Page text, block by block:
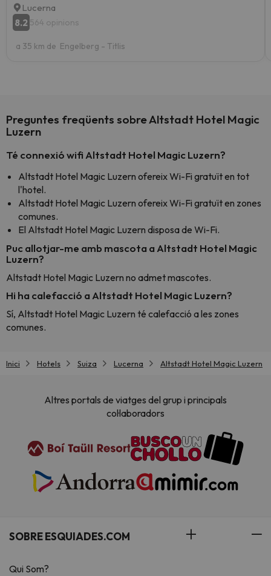
Lucerna
8.2 564 opinions
a 35 km de Engelberg - Titlis
Preguntes freqüents sobre Altstadt Hotel Magic
Luzern
Té connexió wifi Altstadt Hotel Magic Luzern?
Altstadt Hotel Magic Luzern ofereix Wi-Fi gratuït en tot
l'hotel.
Altstadt Hotel Magic Luzern ofereix Wi-Fi gratuït en zones
comunes.
El Altstadt Hotel Magic Luzern disposa de Wi-Fi.
Puc allotjar-me amb mascota a Altstadt Hotel Magic
Luzern?
Altstadt Hotel Magic Luzern no admet mascotes.
Hi ha calefacció a Altstadt Hotel Magic Luzern?
Sí, Altstadt Hotel Magic Luzern té calefacció a les zones
comunes.
Inici Hotels Suiza Lucerna Altstadt Hotel Magic Luzern
Altres portals de viatges del grup i principals
col·laboradors
SOBRE ESQUIADES.COM
Qui Som?